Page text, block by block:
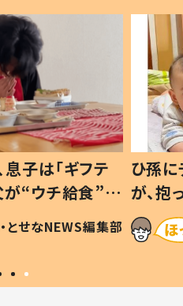
子は「ギフテ
“ウチ給食”を
は #令和の親
とせなNEWS編集部
ひ孫
が、
「涙が
い」